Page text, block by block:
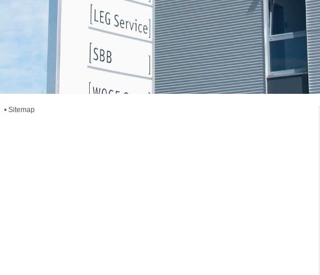
• Sitemap